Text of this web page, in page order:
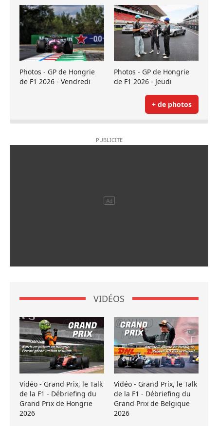
Photos - GP de Hongrie
de F1 2026 - Vendredi
Photos - GP de Hongrie
de F1 2026 - Jeudi
+ de photos
VIDÉOS
Vidéo - Grand Prix, le Talk
de la F1 - Débriefing du
Grand Prix de Hongrie
2026
Vidéo - Grand Prix, le Talk
de la F1 - Débriefing du
Grand Prix de Belgique
2026